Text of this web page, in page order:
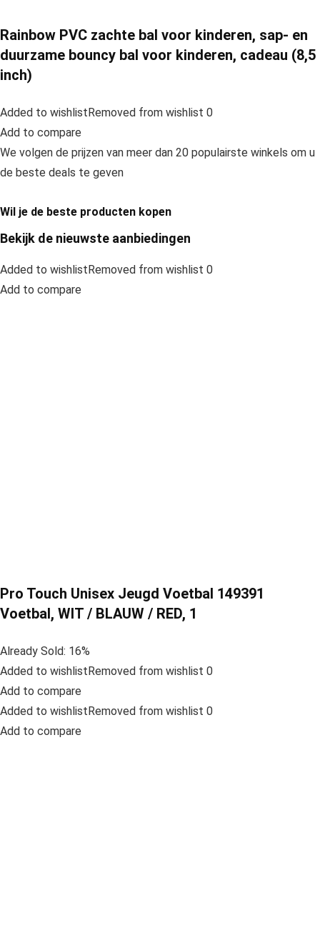
Rainbow PVC zachte bal voor kinderen, sap- en
duurzame bouncy bal voor kinderen, cadeau (8,5
inch)
Added to wishlistRemoved from wishlist 0
Add to compare
We volgen de prijzen van meer dan 20 populairste winkels om u
de beste deals te geven
Wil je de beste producten kopen
Bekijk de nieuwste aanbiedingen
Added to wishlistRemoved from wishlist 0
Add to compare
Pro Touch Unisex Jeugd Voetbal 149391
Voetbal, WIT / BLAUW / RED, 1
Already Sold: 16%
Added to wishlistRemoved from wishlist 0
Add to compare
Added to wishlistRemoved from wishlist 0
Add to compare